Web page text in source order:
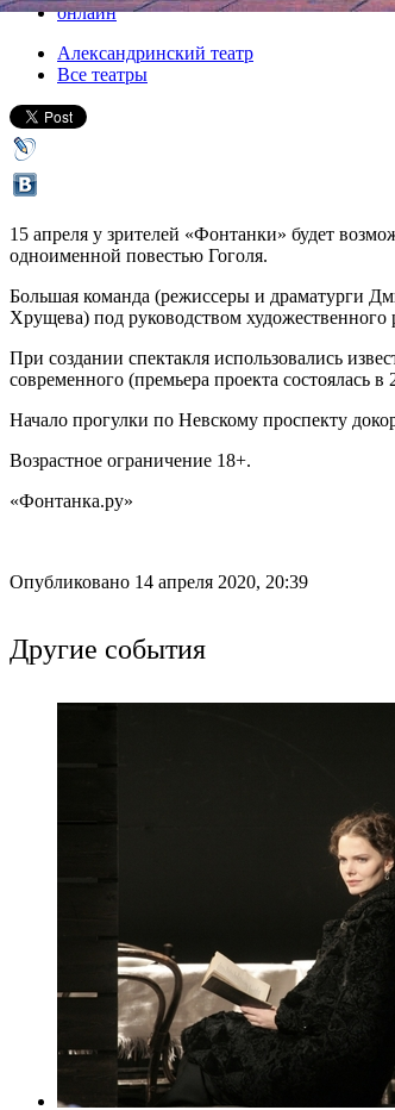
онлайн
Александринский театр
Все театры
15 апреля у зрителей «Фонтанки» будет
одноименной повестью Гоголя.
Большая команда (режиссеры и драматурги
Хрущева) под руководством
При создании спектакля использовались
современного (премьера проекта
Начало прогулки по Невскому проспекту
Возрастное ограничение 18+.
«Фонтанка.ру»
Опубликовано 14 апреля 2020, 20:39
Другие события